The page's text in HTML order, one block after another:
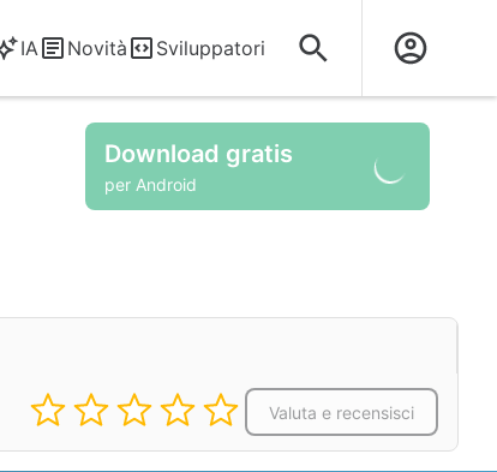
IA Novità Sviluppatori
Download gratis
per Android
Valuta e recensisci